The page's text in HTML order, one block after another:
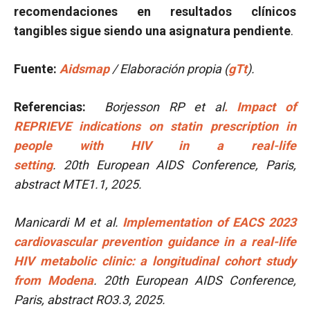
recomendaciones en resultados clínicos
tangibles sigue siendo una asignatura pendiente.
Fuente: Aidsmap/ Elaboración propia (gTt).
Referencias: Borjesson RP et al. Impact of
REPRIEVE indications on statin prescription in
people with HIV in a real-life
setting. 20th European AIDS Conference, Paris,
abstract MTE1.1, 2025.
Manicardi M et al. Implementation of EACS 2023
cardiovascular prevention guidance in a real-life
HIV metabolic clinic: a longitudinal cohort study
from Modena. 20th European AIDS Conference,
Paris, abstract RO3.3, 2025.